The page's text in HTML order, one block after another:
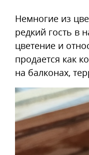
В
Немногие из
редкий гость в
цветение и
продается как
на балконах,